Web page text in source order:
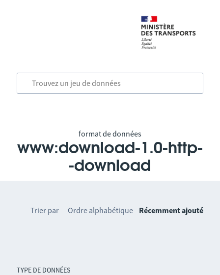
format de données
www:download-1.0-http-
-download
TYPE DE DONNÉES
Trier par Ordre alphabétique Récemment ajouté